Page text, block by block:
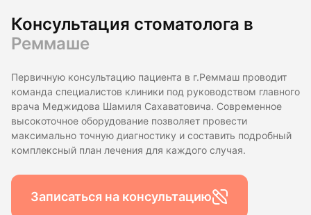
Консультация стоматолога в
Реммаше
Первичную консультацию пациента в г.Реммаш проводит
команда специалистов клиники под руководством главного
врача Меджидова Шамиля Сахаватовича. Современное
высокоточное оборудование позволяет провести
максимально точную диагностику и составить подробный
комплексный план лечения для каждого случая.
Записаться на консультацию